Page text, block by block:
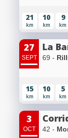
21
km
10
km
9
km
27
SEPT
La
69 -
15
km
10
km
5
km
3
OCT 42 -